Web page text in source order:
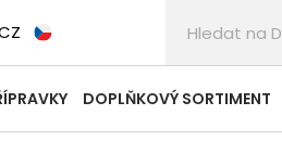
DOPLŇKOVÝ SORTIMENT